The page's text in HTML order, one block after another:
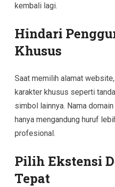
kembali lagi.
Hindari
Khusus
Saat memilih alamat
karakter khusus seperti
simbol lainnya. Nama
hanya mengandung huruf
profesional.
Pilih Ekstensi
Tepat